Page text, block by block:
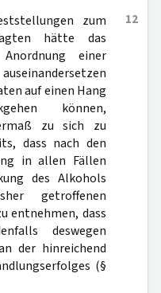
12
zum
hätte das
einer
auf einen Hang
können,
zu sich zu
dass nach den
in allen Fällen
des Alkohols
getroffenen
entnehmen, dass
deswegen
der hinreichend
(§